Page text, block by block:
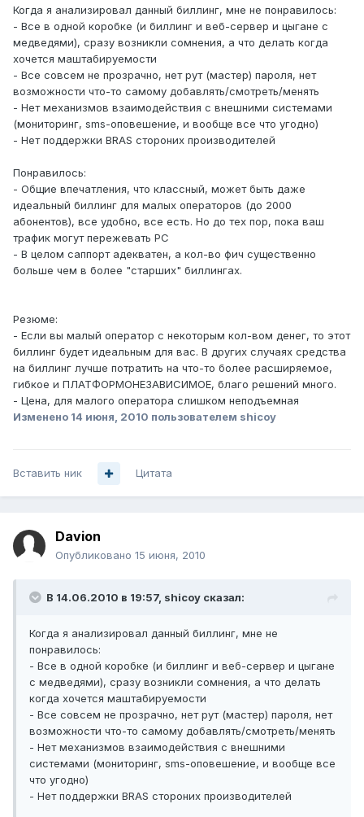
Когда я анализировал данный биллинг, мне не понравилось:
- Все в одной коробке (и биллинг и веб-сервер и цыгане с
медведями), сразу возникли сомнения, а что делать когда
хочется маштабируемости
- Все совсем не прозрачно, нет рут (мастер) пароля, нет
возможности что-то самому добавлять/смотреть/менять
- Нет механизмов взаимодействия с внешними системами
(мониторинг, sms-оповешение, и вообще все что угодно)
- Нет поддержки BRAS стороних производителей
Понравилось:
- Общие впечатления, что классный, может быть даже
идеальный биллинг для малых операторов (до 2000
абонентов), все удобно, все есть. Но до тех пор, пока ваш
трафик могут пережевать PC
- В целом саппорт адекватен, а кол-во фич существенно
больше чем в более "старших" биллингах.
Резюме:
- Если вы малый оператор с некоторым кол-вом денег, то этот
биллинг будет идеальным для вас. В других случаях средства
на биллинг лучше потратить на что-то более расширяемое,
гибкое и ПЛАТФОРМОНЕЗАВИСИМОЕ, благо решений много.
- Цена, для малого оператора слишком неподъемная
Изменено 14 июня, 2010 пользователем shicoy
Вставить ник Цитата
Davion
Опубликовано 15 июня, 2010
В 14.06.2010 в 19:57, shicoy сказал:
Когда я анализировал данный биллинг, мне не
понравилось:
- Все в одной коробке (и биллинг и веб-сервер и цыгане
с медведями), сразу возникли сомнения, а что делать
когда хочется маштабируемости
- Все совсем не прозрачно, нет рут (мастер) пароля, нет
возможности что-то самому добавлять/смотреть/менять
- Нет механизмов взаимодействия с внешними
системами (мониторинг, sms-оповешение, и вообще все
что угодно)
- Нет поддержки BRAS стороних производителей